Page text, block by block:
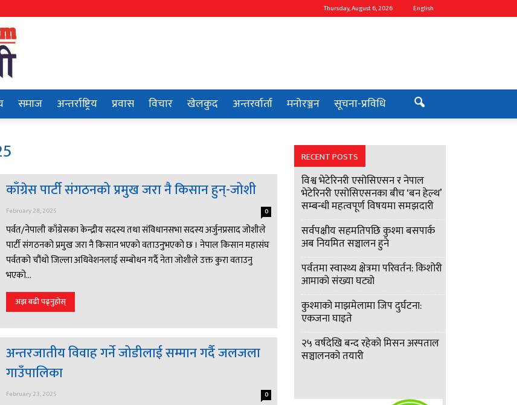
Thursday, August 6, 2026 English
समाज अन्तर्राष्ट्रिय प्रवास विचार खेलकुद अन्तरर्वार्ता मनोरञ्जन सूचना-प्रविधि
काँग्रेस पार्टी संगठनको प्रमुख जरा नै किसान हुन्-जोशी
February 28, 2025 0
पर्वत/नेपाली काँग्रेसका केन्द्रीय सदस्य तथा संविधानसभा सदस्य अर्जुनप्रसाद जोशीले
पार्टी संगठनको प्रमुख जरा नै किसान भएको वताउनुभएको छ । नेपाल किसान महासंघ
पर्वतको चौंथो जिल्ला अधिवेशनलाई सम्बोधन गर्दै नेता जोशीले उक्त कुरा वताउनु
भएको...
अझ बढी पढ्नुहोस्
अन्तरजातीय विवाह गर्ने जोडीलाई सम्मान गर्दै जलजला
गाउँपालिका
February 23, 2025 0
RECENT POSTS
विश्व भेटेरिनरी एसोसिएसन र नेपाल
भेटेरिनरी एसोसिएसनका बीच ‘बन हेल्थ’
सम्बन्धी महत्वपूर्ण विषयमा समझदारी
सर्वपक्षीय सहमतिपछि कुश्मा बसपार्क
अब नियमित सञ्चालन हुने
पर्वतमा स्वास्थ्य क्षेत्रमा परिवर्तन: किशोरी
आमाको संख्या घट्यो
कुश्माको माझमेलामा जिप दुर्घटना:
एकजना घाइते
२५ वर्षदेखि बन्द रहेको मिसन अस्पताल
सञ्चालनको तयारी